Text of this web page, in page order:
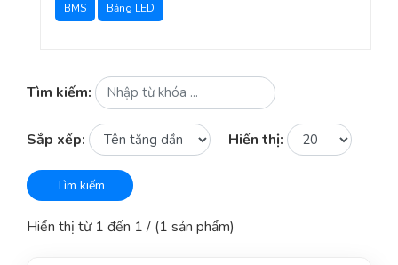
BMS Bảng LED
Tìm kiếm:
Sắp xếp: Hiển thị:
Tìm kiếm
Hiển thị từ 1 đến 1 / (1 sản phẩm)